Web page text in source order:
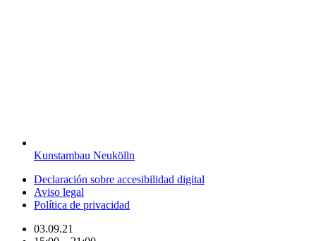
Kunstambau Neukölln
Declaración sobre accesibilidad digital
Aviso legal
Política de privacidad
03.09.21